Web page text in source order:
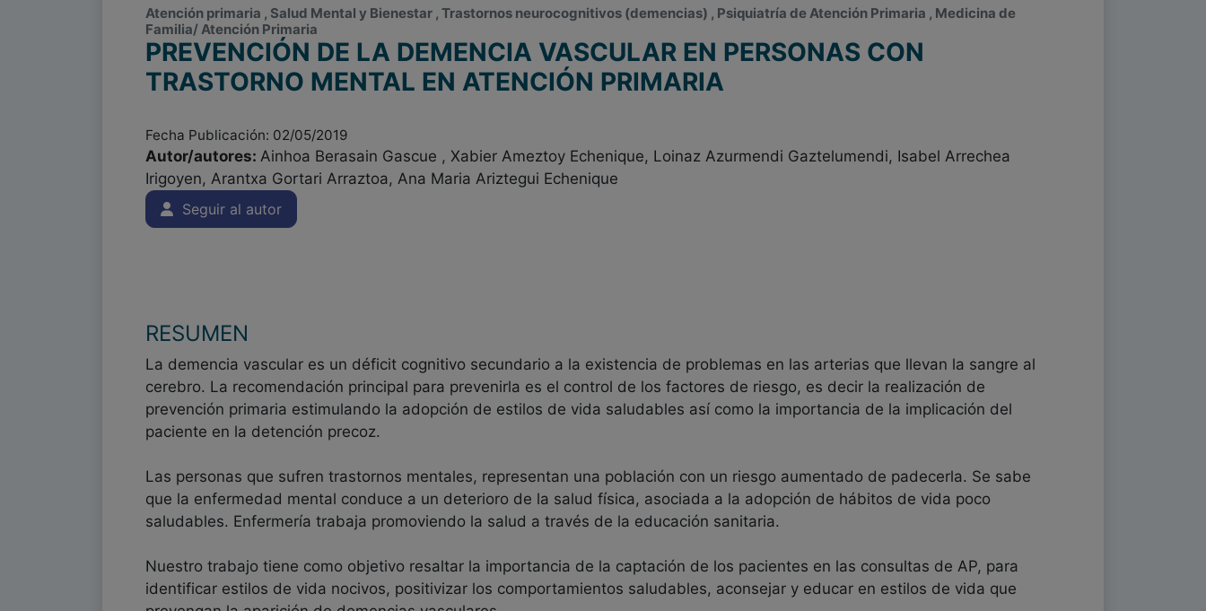
Atención primaria , Salud Mental y Bienestar , Trastornos neurocognitivos (demencias) , Psiquiatría de Atención Primaria , Medicina de
Familia/ Atención Primaria
PREVENCIÓN DE LA DEMENCIA VASCULAR EN PERSONAS CON
TRASTORNO MENTAL EN ATENCIÓN PRIMARIA
Fecha Publicación: 02/05/2019
Autor/autores: Ainhoa Berasain Gascue , Xabier Ameztoy Echenique, Loinaz Azurmendi Gaztelumendi, Isabel Arrechea
Irigoyen, Arantxa Gortari Arraztoa, Ana Maria Ariztegui Echenique
Seguir al autor
RESUMEN
La demencia vascular es un déficit cognitivo secundario a la existencia de problemas en las arterias que llevan la sangre al
cerebro. La recomendación principal para prevenirla es el control de los factores de riesgo, es decir la realización de
prevención primaria estimulando la adopción de estilos de vida saludables así como la importancia de la implicación del
paciente en la detención precoz.
Las personas que sufren trastornos mentales, representan una población con un riesgo aumentado de padecerla. Se sabe
que la enfermedad mental conduce a un deterioro de la salud física, asociada a la adopción de hábitos de vida poco
saludables. Enfermería trabaja promoviendo la salud a través de la educación sanitaria.
Nuestro trabajo tiene como objetivo resaltar la importancia de la captación de los pacientes en las consultas de AP, para
identificar estilos de vida nocivos, positivizar los comportamientos saludables, aconsejar y educar en estilos de vida que